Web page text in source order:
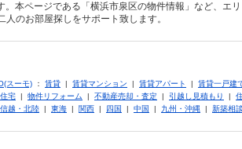
。本ページである「横浜市泉区の物件情報」など、エ
人のお部屋探しをサポート致します。
スーモ) ： 賃貸 | 賃貸マンション | 賃貸アパート | 賃貸一戸建
宅 | 物件リフォーム | 不動産売却・査定 | 引越し見積もり |
越・北陸 | 東海 | 関西 | 四国 | 中国 | 九州・沖縄 | 新築相